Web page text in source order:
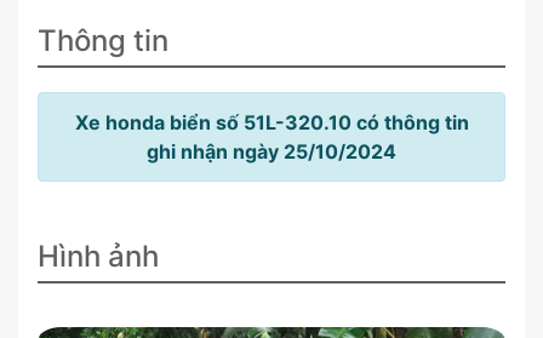
Thông tin
Xe honda biển số 51L-320.10 có thông tin
ghi nhận ngày 25/10/2024
Hình ảnh